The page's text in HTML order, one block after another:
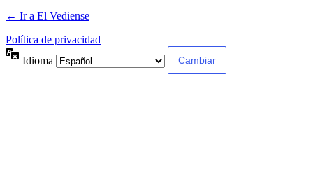
← Ir a El Vediense
Política de privacidad
Idioma